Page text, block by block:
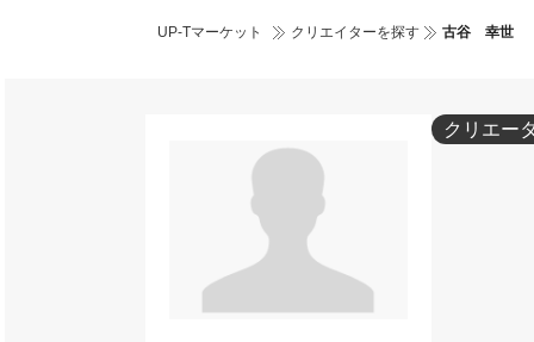
UP-Tマーケット クリエイターを探す 古谷 幸世
クリエー